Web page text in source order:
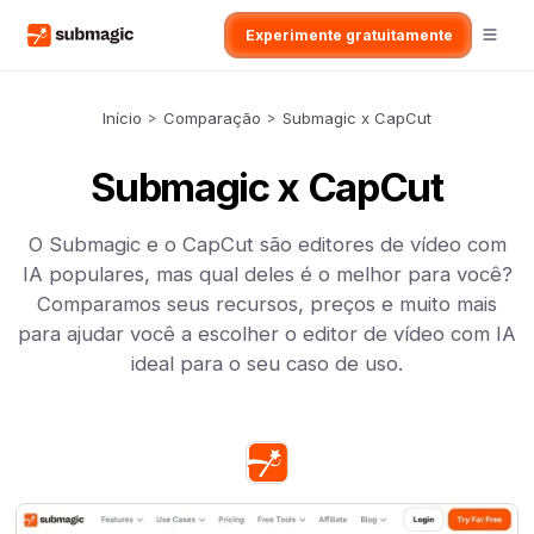
Experimente gratuitamente
Início > Comparação > Submagic x CapCut
Submagic x CapCut
O Submagic e o CapCut são editores de vídeo com
IA populares, mas qual deles é o melhor para você?
Comparamos seus recursos, preços e muito mais
para ajudar você a escolher o editor de vídeo com IA
ideal para o seu caso de uso.